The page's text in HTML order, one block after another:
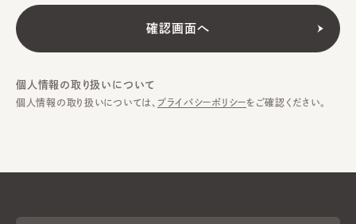
個人情報の取り扱いについて
個人情報の取り扱いについては、 プライバシーポリシーをご確認ください。